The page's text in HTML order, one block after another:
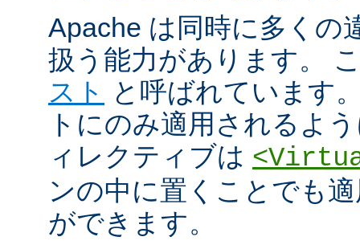
Apache は同時に多くの
扱う能力があります。
スト
と呼ばれています
トにのみ適用されるよ
ィレクティブは
ンの中に置くことでも
ができます。